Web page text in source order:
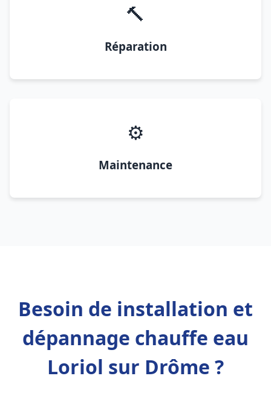
🔨
Réparation
⚙️
Maintenance
Besoin de installation et
dépannage chauffe eau
Loriol sur Drôme ?